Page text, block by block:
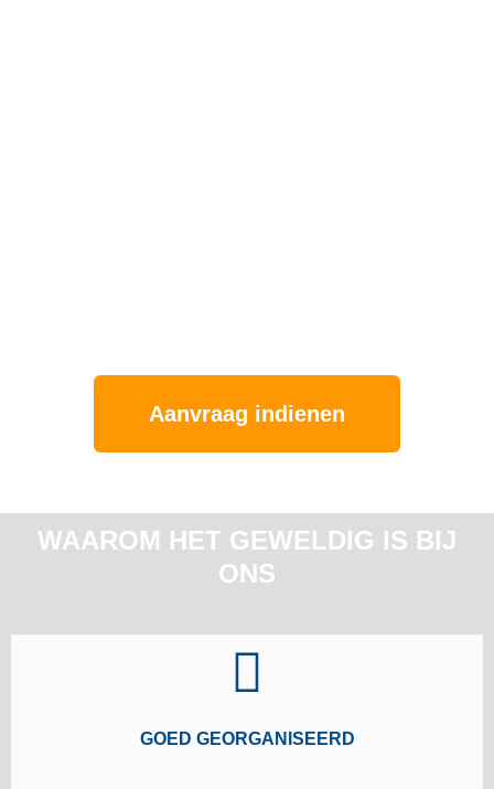
Aanvraag indienen
WAAROM HET GEWELDIG IS BIJ
ONS
GOED GEORGANISEERD